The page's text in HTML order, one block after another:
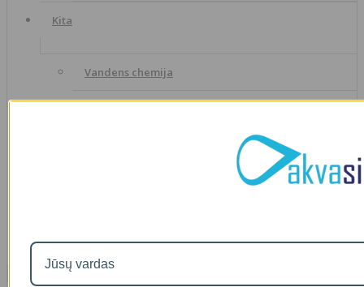
Kita
Vandens chemija
Naujausios prekės